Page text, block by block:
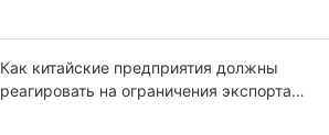
Как китайские предприятия должны
реагировать на ограничения экспорта